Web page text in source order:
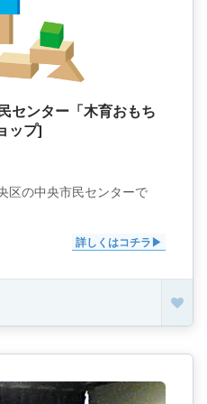
センター「木育おもち
ップ]
区の中央市民センターで
詳しくはコチラ